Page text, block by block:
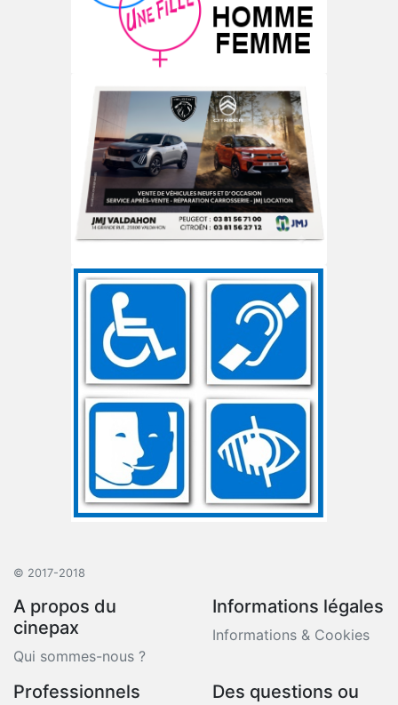
© 2017-2018
A propos du
cinepax
Qui sommes-nous ?
Informations légales
Informations & Cookies
Professionnels
Des questions ou